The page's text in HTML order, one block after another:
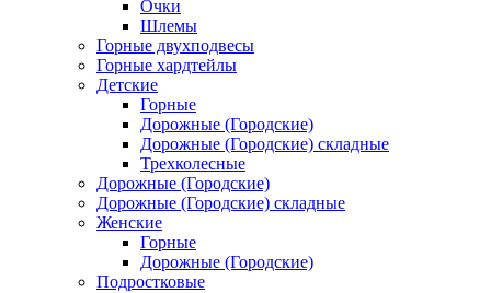
Очки
Шлемы
Горные двухподвесы
Горные хардтейлы
Детские
Горные
Дорожные (Городские)
Дорожные (Городские) складные
Трехколесные
Дорожные (Городские)
Дорожные (Городские) складные
Женские
Горные
Дорожные (Городские)
Подростковые